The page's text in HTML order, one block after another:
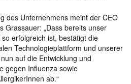
des Unternehmens meint der CEO
Grassauer: „Dass bereits unser
erfolgreich ist, bestätigt die
Technologieplattform und unserer
auf die Entwicklung und
gegen Influenza sowie
ab.“